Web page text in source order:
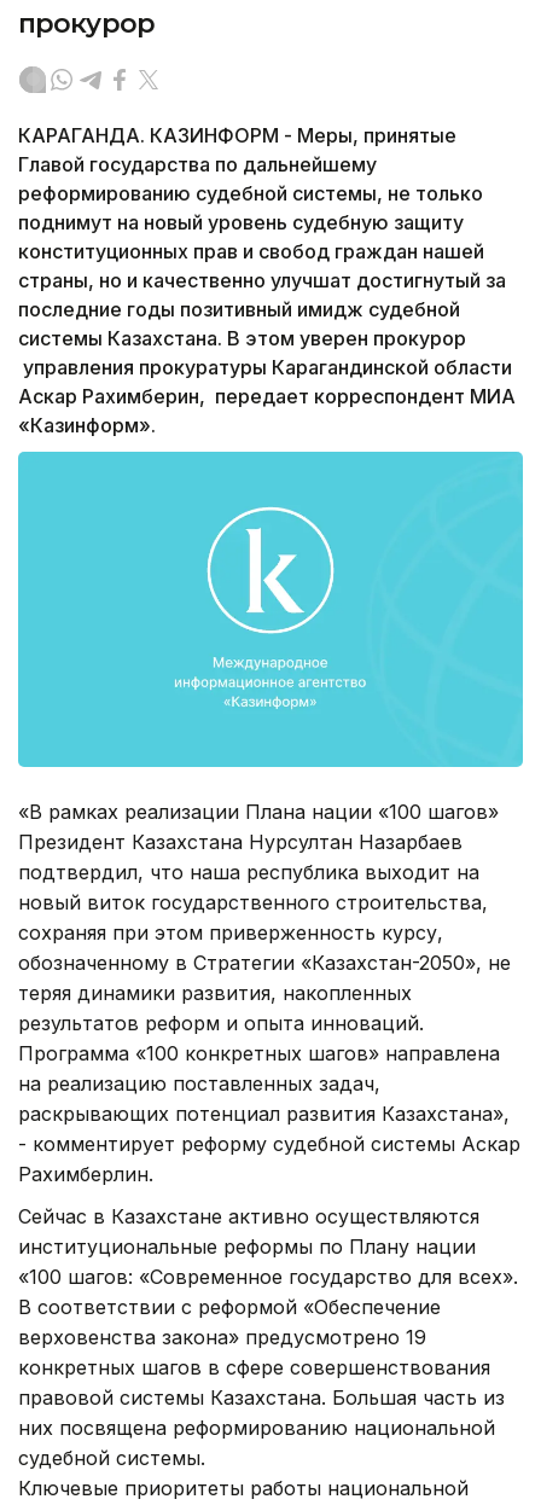
прокурор
КАРАГАНДА. КАЗИНФОРМ - Меры, принятые
Главой государства по дальнейшему
реформированию судебной системы, не только
поднимут на новый уровень судебную защиту
конституционных прав и свобод граждан нашей
страны, но и качественно улучшат достигнутый за
последние годы позитивный имидж судебной
системы Казахстана. В этом уверен прокурор
управления прокуратуры Карагандинской области
Аскар Рахимберин, передает корреспондент МИА
«Казинформ».
«В рамках реализации Плана нации «100 шагов»
Президент Казахстана Нурсултан Назарбаев
подтвердил, что наша республика выходит на
новый виток государственного строительства,
сохраняя при этом приверженность курсу,
обозначенному в Стратегии «Казахстан-2050», не
теряя динамики развития, накопленных
результатов реформ и опыта инноваций.
Программа «100 конкретных шагов» направлена
на реализацию поставленных задач,
раскрывающих потенциал развития Казахстана»,
- комментирует реформу судебной системы Аскар
Рахимберлин.
Сейчас в Казахстане активно осуществляются
институциональные реформы по Плану нации
«100 шагов: «Современное государство для всех».
В соответствии с реформой «Обеспечение
верховенства закона» предусмотрено 19
конкретных шагов в сфере совершенствования
правовой системы Казахстана. Большая часть из
них посвящена реформированию национальной
судебной системы.
Ключевые приоритеты работы национальной